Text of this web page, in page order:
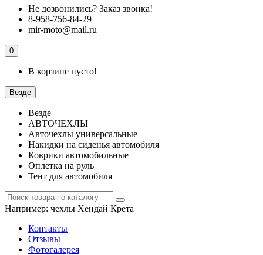
Не дозвонились? Заказ звонка!
8-958-756-84-29
mir-moto@mail.ru
0
В корзине пусто!
Везде
Везде
АВТОЧЕХЛЫ
Авточехлы универсальные
Накидки на сиденья автомобиля
Коврики автомобильные
Оплетка на руль
Тент для автомобиля
Например: чехлы Хендай Крета
Контакты
Отзывы
Фотогалерея